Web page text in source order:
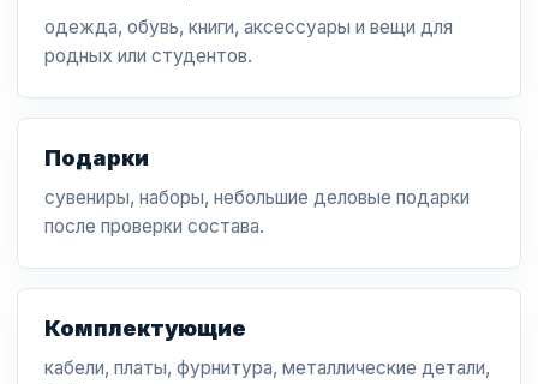
одежда, обувь, книги, аксессуары и вещи для
родных или студентов.
Подарки
сувениры, наборы, небольшие деловые подарки
после проверки состава.
Комплектующие
кабели, платы, фурнитура, металлические детали,